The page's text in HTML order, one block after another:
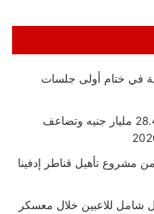
في ختام أولى جلسات
مدينة مصر تسجل مبيعات جديدة بقيمة 28.4 مليار جنيه وتضاعف
من مشروع تأهيل قناطر إدفينا
شامل للاعبين خلال معسكر